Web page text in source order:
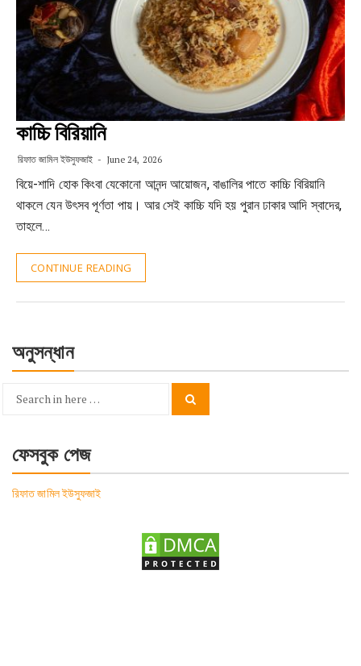
কাচ্চি বিরিয়ানি
রিফাত জামিল ইউসুফজাই June 24, 2026
বিয়ে-শাদি হোক কিংবা যেকোনো আনন্দ আয়োজন, বাঙালির পাতে কাচ্চি বিরিয়ানি
থাকলে যেন উৎসব পূর্ণতা পায়। আর সেই কাচ্চি যদি হয় পুরান ঢাকার আদি স্বাদের,
তাহলে…
CONTINUE READING
অনুসন্ধান
Search
ফেসবুক পেজ
রিফাত জামিল ইউসুফজাই